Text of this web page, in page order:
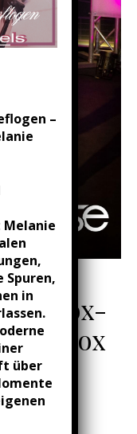
Fox
–
Spuren,
in
über